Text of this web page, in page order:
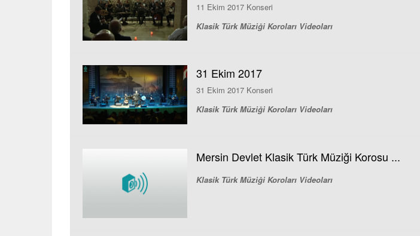
11 Ekim 2017 Konseri
Klasik Türk Müziği Koroları Videoları
31 Ekim 2017
31 Ekim 2017 Konseri
Klasik Türk Müziği Koroları Videoları
Mersin Devlet Klasik Türk Müziği Korosu ...
Klasik Türk Müziği Koroları Videoları